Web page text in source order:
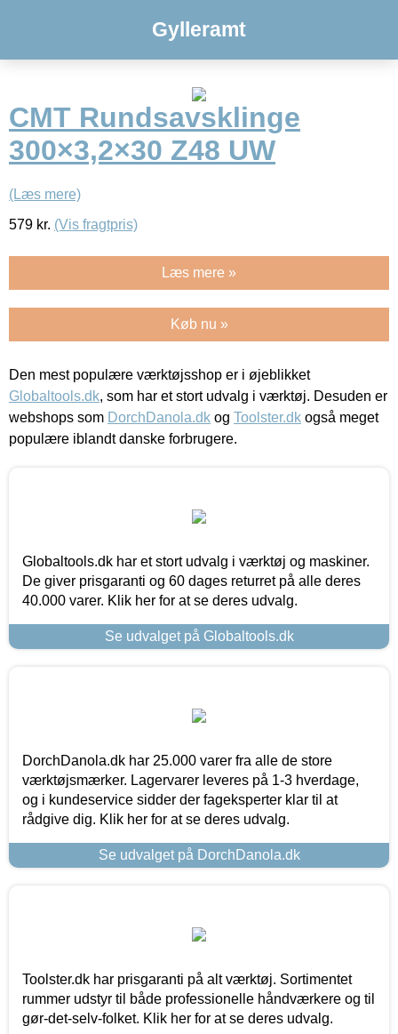
Gylleramt
CMT Rundsavsklinge
300×3,2×30 Z48 UW
(Læs mere)
579 kr. (Vis fragtpris)
Læs mere »
Køb nu »
Den mest populære værktøjsshop er i øjeblikket
Globaltools.dk, som har et stort udvalg i værktøj. Desuden er
webshops som DorchDanola.dk og Toolster.dk også meget
populære iblandt danske forbrugere.
Globaltools.dk har et stort udvalg i værktøj og maskiner.
De giver prisgaranti og 60 dages returret på alle deres
40.000 varer. Klik her for at se deres udvalg.
Se udvalget på Globaltools.dk
DorchDanola.dk har 25.000 varer fra alle de store
værktøjsmærker. Lagervarer leveres på 1-3 hverdage,
og i kundeservice sidder der fageksperter klar til at
rådgive dig. Klik her for at se deres udvalg.
Se udvalget på DorchDanola.dk
Toolster.dk har prisgaranti på alt værktøj. Sortimentet
rummer udstyr til både professionelle håndværkere og til
gør-det-selv-folket. Klik her for at se deres udvalg.